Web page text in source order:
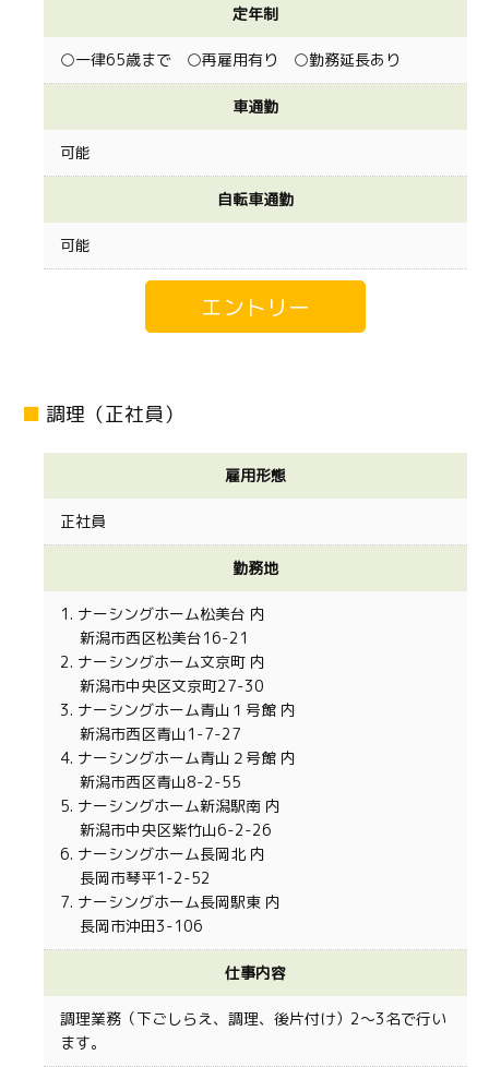
定年制
○一律65歳まで ○再雇用有り ○勤務延長あり
車通勤
可能
自転車通勤
可能
調理（正社員）
雇用形態
正社員
勤務地
1. ナーシングホーム松美台 内
新潟市西区松美台16-21
2. ナーシングホーム文京町 内
新潟市中央区文京町27-30
3. ナーシングホーム青山１号館 内
新潟市西区青山1-7-27
4. ナーシングホーム青山２号館 内
新潟市西区青山8-2-55
5. ナーシングホーム新潟駅南 内
新潟市中央区紫竹山6-2-26
6. ナーシングホーム長岡北 内
長岡市琴平1-2-52
7. ナーシングホーム長岡駅東 内
長岡市沖田3-106
仕事内容
調理業務（下ごしらえ、調理、後片付け）2〜3名で行い
ます。